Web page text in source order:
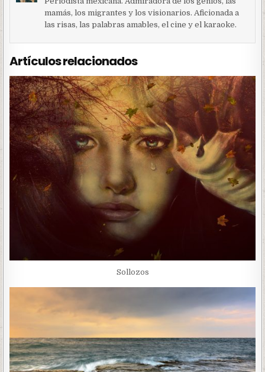
mamás, los migrantes y los visionarios. Aficionada a
las risas, las palabras amables, el cine y el karaoke.
Artículos relacionados
Sollozos